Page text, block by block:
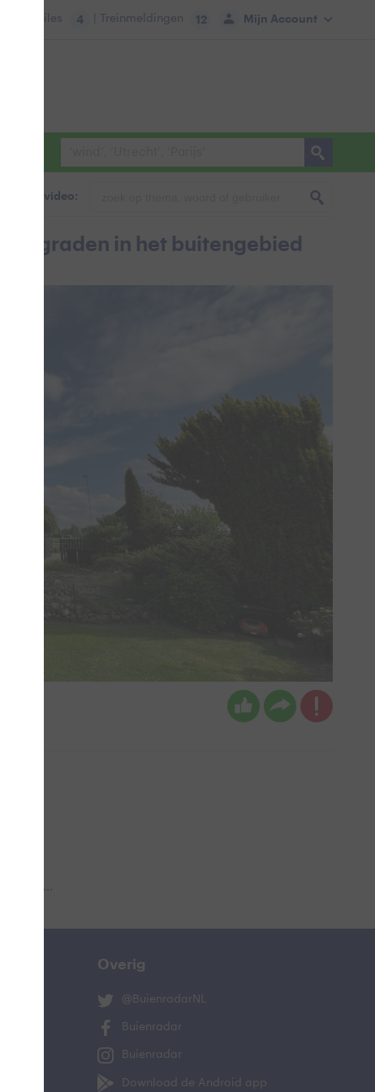
Mijn Account
Files 4 | Treinmeldingen 12
foto & video:
25 graden in het buitengebied
Overig
@BuienradarNL
Buienradar
Buienradar
Download de Android app